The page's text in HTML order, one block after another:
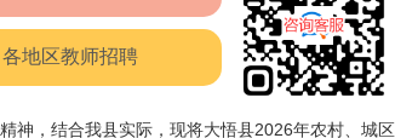
各地区教师招聘
神，结合我县实际，现将大悟县2026年农村、城区